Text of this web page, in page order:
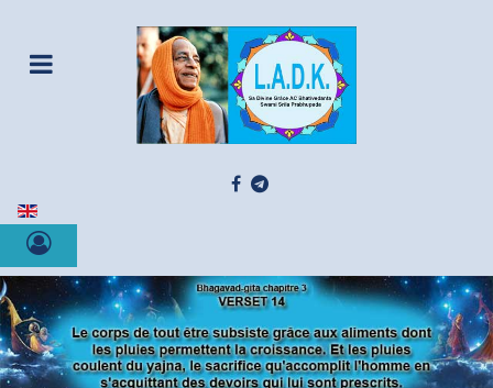
Sélectionnez votre langue